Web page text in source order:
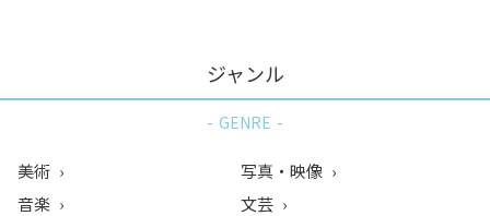
ジャンル
GENRE
美術
音楽
写真・映像
文芸